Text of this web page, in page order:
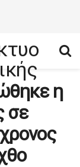
η
σε